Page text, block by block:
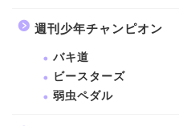
週刊少年チャンピオン
バキ道
ビースターズ
弱虫ペダル